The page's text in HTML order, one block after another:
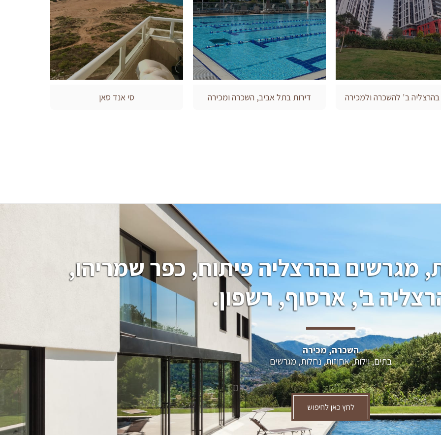
בהרצליה ב' להשכרה ולמכירה דירות בתל אביב, השכרה ומכירה סי אנד סאן
ב', ארסוף, רשפון.
השכרה, מכירה
בתים, וילות, אחוזות, נחלות, מגרשים
לחץ כאן לחיפוש